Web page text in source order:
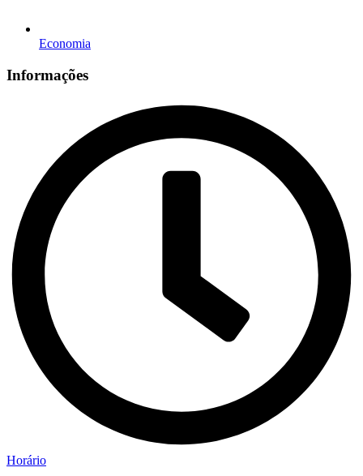
Economia
Informações
Horário